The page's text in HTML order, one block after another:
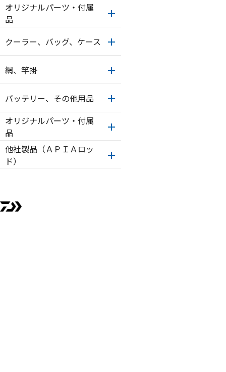
オリジナルパーツ・付属
品
クーラー、バッグ、ケース
網、竿掛
バッテリー、その他用品
オリジナルパーツ・付属
品
他社製品（ＡＰＩＡロッ
ド）